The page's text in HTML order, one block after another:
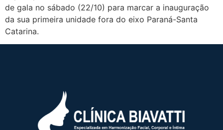
de gala no sábado (22/10) para marcar a inauguração
da sua primeira unidade fora do eixo Paraná-Santa
Catarina.